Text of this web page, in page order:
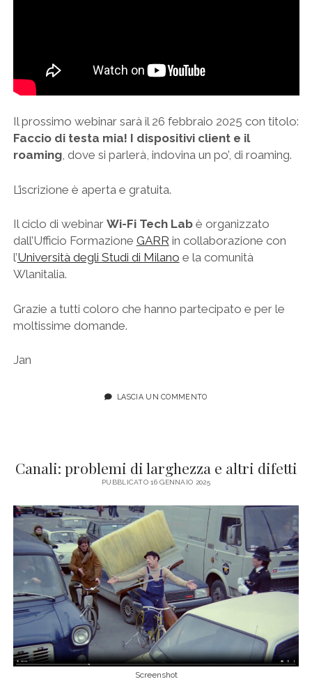
Il prossimo webinar sarà il 26 febbraio 2025 con titolo:
Faccio di testa mia! I dispositivi client e il
roaming, dove si parlerà, indovina un po’, di roaming.
L’iscrizione è aperta e gratuita.
Il ciclo di webinar Wi-Fi Tech Labè organizzato
dall’Ufficio Formazione GARR in collaborazione con
l’Università degli Studi di Milano e la comunità
Wlanitalia.
Grazie a tutti coloro che hanno partecipato e per le
moltissime domande.
Jan
LASCIA UN COMMENTO
Canali: problemi di larghezza e altri difetti
PUBBLICATO 16 GENNAIO 2025
Screenshot